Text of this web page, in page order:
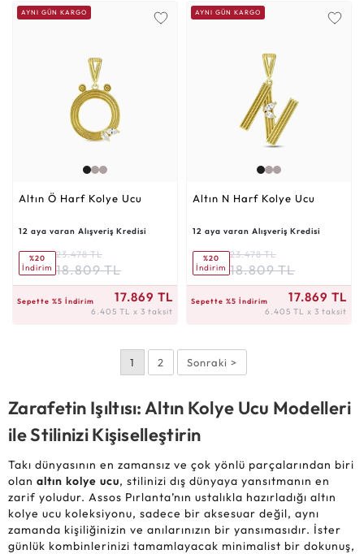
AYNI GÜN KARGO
Altın Ö Harf Kolye Ucu
12 aya varan Alışveriş Kredisi
%20
İndirim
23.478 TL
18.809 TL
Sepette %5 İndirim 17.869 TL
6.405 TL x 3 taksit
AYNI GÜN KARGO
Altın N Harf Kolye Ucu
12 aya varan Alışveriş Kredisi
%20
İndirim
23.478 TL
18.809 TL
Sepette %5 İndirim 17.869 TL
6.405 TL x 3 taksit
1 2 Sonraki >
Zarafetin Işıltısı: Altın Kolye Ucu Modelleri
ile Stilinizi Kişiselleştirin
Takı dünyasının en zamansız ve çok yönlü parçalarından biri
olan altın kolye ucu, stilinizi dış dünyaya yansıtmanın en
zarif yoludur. Assos Pırlanta’nın ustalıkla hazırladığı altın
kolye ucu koleksiyonu, sadece bir aksesuar değil, aynı
zamanda kişiliğinizin ve anılarınızın bir yansımasıdır. İster
günlük kombinlerinizi tamamlayacak minimalist bir dokunuş,